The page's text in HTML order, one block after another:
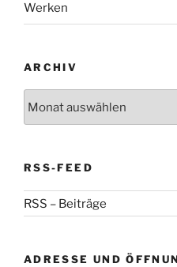
Werken
ARCHIV
RSS-FEED
RSS – Beiträge
ADRESSE UND